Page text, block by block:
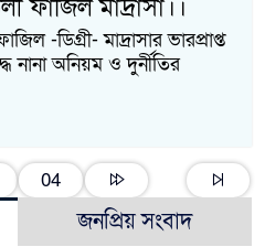
ফাজিল মাদ্রাসা।।
-ডিগ্রী- মাদ্রাসার ভারপ্রাপ্ত
নানা অনিয়ম ও দুর্নীতির
04
জনপ্রিয় সংবাদ